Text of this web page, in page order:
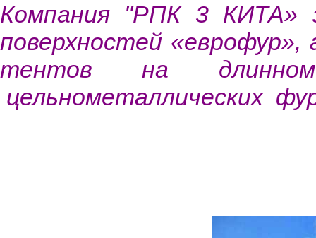
Компания "РПК 3 КИТА»
поверхностей
тентов на
цельнометаллических